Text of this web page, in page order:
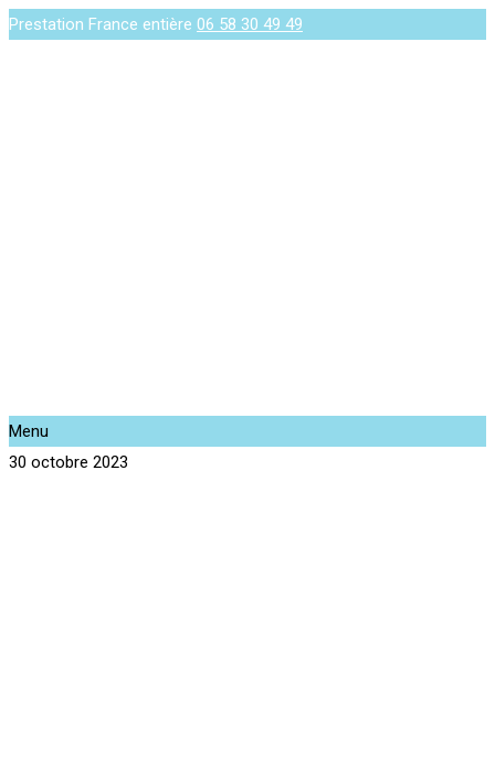
Prestation France entière 06 58 30 49 49
Menu
30 octobre 2023